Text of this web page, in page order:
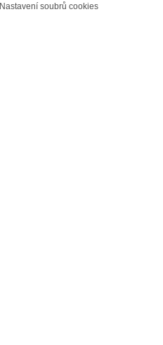
Nastavení soubrů cookies